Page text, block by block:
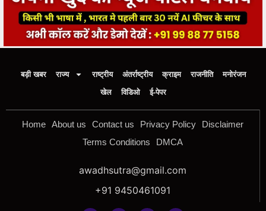
बड़ी खबर राज्य राष्ट्रीय अंतर्राष्ट्रीय क्राइम राजनीति
मनोरंजन
खेल
विडिओ ई-पेपर
Home About us Contact us Privacy Policy
Disclaimer
Terms Conditions
DMCA
awadhsutra@gmail.com
+91 9450461091